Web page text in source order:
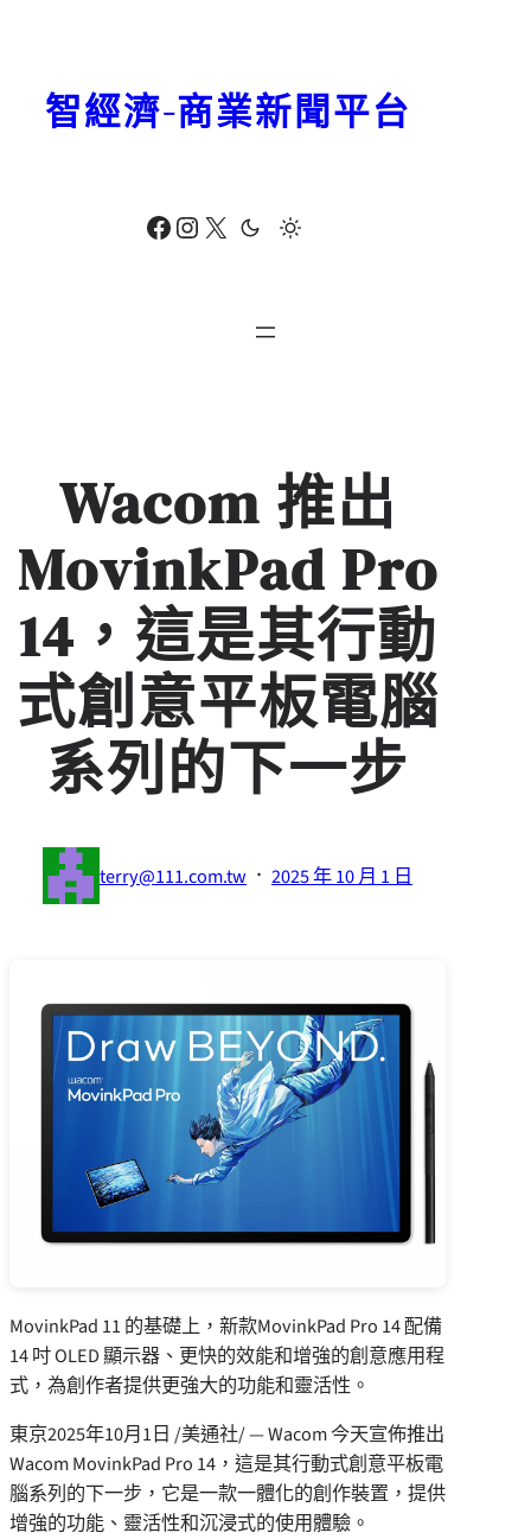
Facebook Instagram X
智經濟-商業新聞平台
Wacom 推出
MovinkPad Pro
14，這是其行動
式創意平板電腦
系列的下一步
terry@111.com.tw · 2025 年 10 月 1 日
MovinkPad 11 的基礎上，新款MovinkPad Pro 14 配備
14 吋 OLED 顯示器、更快的效能和增強的創意應用程
式，為創作者提供更強大的功能和靈活性。
東京2025年10月1日 /美通社/ — Wacom 今天宣佈推出
Wacom MovinkPad Pro 14，這是其行動式創意平板電
腦系列的下一步，它是一款一體化的創作裝置，提供
增強的功能、靈活性和沉浸式的使用體驗。